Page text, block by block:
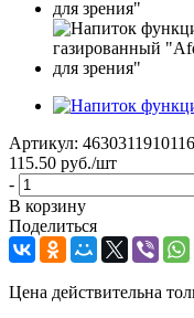
Артикул: 4630311910116
115.50 руб./шт
-
В корзину
Поделиться
Цена действительна